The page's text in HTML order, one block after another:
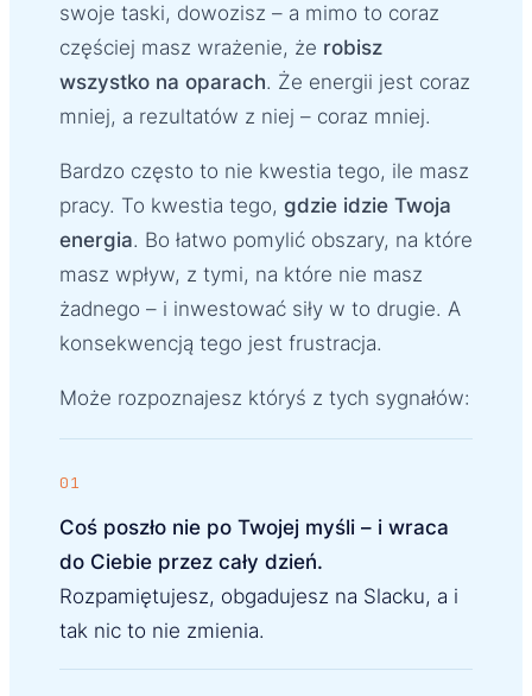
swoje taski, dowozisz – a mimo to coraz
częściej masz wrażenie, że robisz
wszystko na oparach. Że energii jest coraz
mniej, a rezultatów z niej – coraz mniej.
Bardzo często to nie kwestia tego, ile masz
pracy. To kwestia tego, gdzie idzie Twoja
energia. Bo łatwo pomylić obszary, na które
masz wpływ, z tymi, na które nie masz
żadnego – i inwestować siły w to drugie. A
konsekwencją tego jest frustracja.
Może rozpoznajesz któryś z tych sygnałów:
01
Coś poszło nie po Twojej myśli – i wraca
do Ciebie przez cały dzień.
Rozpamiętujesz, obgadujesz na Slacku, a i
tak nic to nie zmienia.